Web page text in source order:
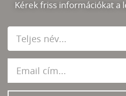
Kérek friss információkat a